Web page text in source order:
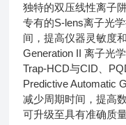
独特的双压线性离子
专有的S-lens离子光
间，提高仪器灵敏度
Generation II 离子光
Trap-HCD与CID、
Predictive Automatic
减少周期时间，提高
可升级至具有准确质